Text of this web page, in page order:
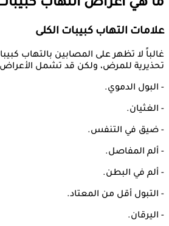
ما هي أعراض التهاب
علامات التهاب كبيبات الكلى
غالباً لا تظهر على المصابين بالتهاب
تحذيرية للمرض، ولكن قد تشمل الأعراض
- البول الدموي.
- الغثيان.
- ضيق في التنفس.
- ألم المفاصل.
- ألم في البطن.
- التبول أقل من المعتاد.
- اليرقان.